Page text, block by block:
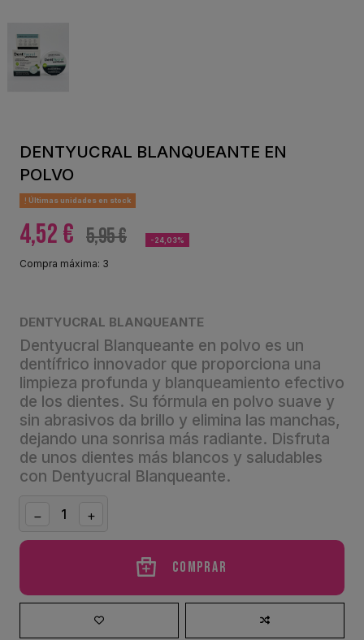
DENTYUCRAL BLANQUEANTE EN
POLVO
Últimas unidades en stock
4,52 € 5,95 € -24,03%
Compra máxima: 3
DENTYUCRAL BLANQUEANTE
Dentyucral Blanqueante en polvo es un
dentífrico innovador que proporciona una
limpieza profunda y blanqueamiento efectivo
de los dientes. Su fórmula en polvo suave y
sin abrasivos da brillo y elimina las manchas,
dejando una sonrisa más radiante. Disfruta
de unos dientes más blancos y saludables
con Dentyucral Blanqueante.
Comprar